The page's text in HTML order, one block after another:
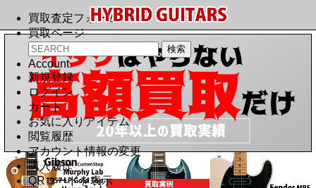
買取査定フォーム
買取ページ
Account
新規登録
ログイン
カート
お気に入りアイテム
閲覧履歴
アカウント情報の変更
購入履歴
QRコードを表示